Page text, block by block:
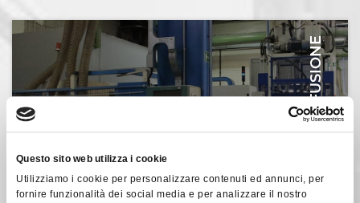
Questo sito web utilizza i cookie
Utilizziamo i cookie per personalizzare contenuti ed annunci, per
fornire funzionalità dei social media e per analizzare il nostro
PRESSOFUSIONE